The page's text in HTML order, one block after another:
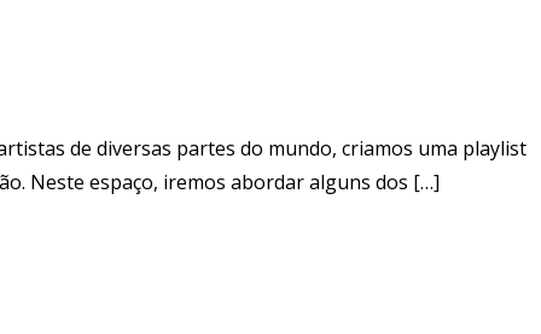
de diversas partes do mundo, criamos uma playlist
Neste espaço, iremos abordar alguns dos […]